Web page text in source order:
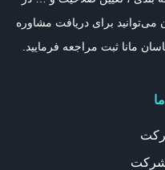
می‌توانید برای دریافت مشاوره
مانا ثبت مراجعه فرمایید.
شرکت